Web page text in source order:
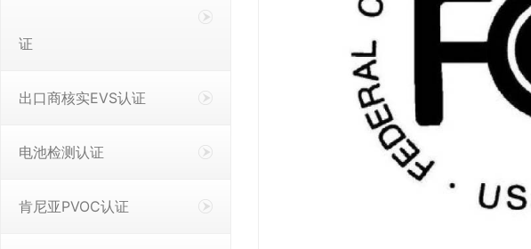
证
出口商核实EVS认证
电池检测认证
肯尼亚PVOC认证